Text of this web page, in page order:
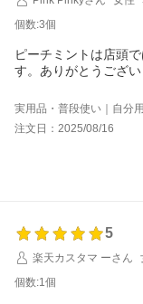
個数:3個
ピーチミントは店頭
す。ありがとうござい
実用品・普段使い｜自分
注文日：2025/08/16
5
楽天カスタマ ーさん
個数:1個